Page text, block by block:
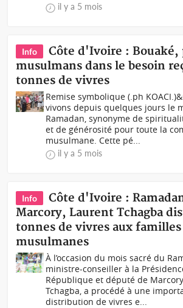
il y a 5 mois
Info
Côte d'Ivoire : Bouaké,
musulmans dans le besoin
tonnes de vivres
Remise symbolique (.ph
vivons depuis quelques jours le
Ramadan, synonyme de
et de générosité pour toute la
musulmane. Cette pé...
il y a 5 mois
Info
Côte d'Ivoire :
Marcory, Laurent Tchagba
tonnes de vivres aux familles
musulmanes
À l’occasion du mois sacré du
ministre-conseiller à la
République et député de
Tchagba, a procédé à une
distribution de vivres e...